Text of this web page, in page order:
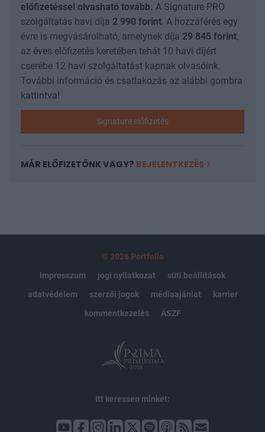
előfizetéssel olvasható tovább. A Signature PRO
szolgáltatás havi díja 2 990 forint . A hozzáférés egy
évre is megvásárolható, amelynek díja 29 845 forint,
az éves előfizetés keretében tehát 10 havi díjért
cserébe 12 havi szolgáltatást kapnak olvasóink.
További információ és csatlakozás az alábbi gombra
kattintva!
Signature előfizetés
MÁR ELŐFIZETŐNK VAGY? BEJELENTKEZÉS
© 2026 Portfolio
impresszum
jogi nyilatkozat
süti beállítások
adatvédelem
szerzői jogok médiaajánlat
karrier
kommentkezelés
ÁSZF
Itt keressen minket: